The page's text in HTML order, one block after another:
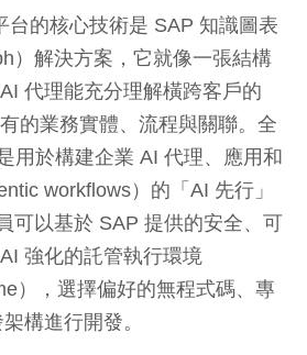
的核心技術是 SAP 知識圖表
）解決方案，它就像一張結構
代理能充分理解橫跨客戶的
的業務實體、流程與關聯。全
用於構建企業 AI 代理、應用和
workflows）的「AI 先行」
可以基於 SAP 提供的安全、可
強化的託管執行環境
），選擇偏好的無程式碼、專
構進行開發。